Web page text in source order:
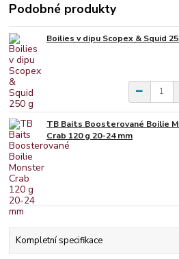
Podobné produkty
Boilies v dipu Scopex & Squid
TB Baits Boosterované Boilie
Crab 120 g 20-24 mm
Kompletní specifikace